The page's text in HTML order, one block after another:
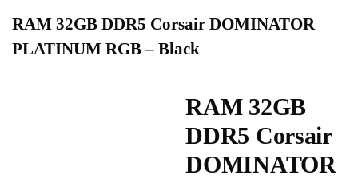
RAM 32GB DDR5 Corsair DOMINATOR
PLATINUM RGB – Black
RAM 32GB
DDR5 Corsair
DOMINATOR